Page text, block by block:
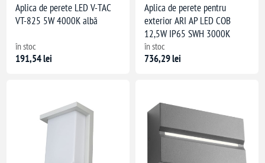
Aplica de perete LED V-TAC
VT-825 5W 4000K albă
în stoc
191,54 lei
Aplica de perete pentru
exterior ARI AP LED COB
12,5W IP65 SWH 3000K
în stoc
736,29 lei